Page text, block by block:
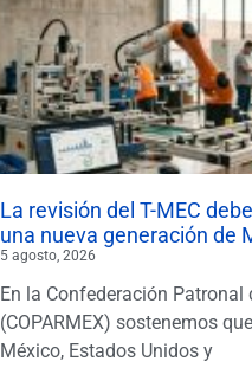
La revisión del T-MEC
una nueva generación de
5 agosto, 2026
En la Confederación
(COPARMEX) sostenemos
México, Estados Unidos y